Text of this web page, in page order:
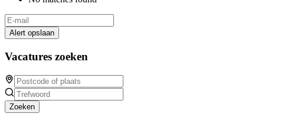
Alert opslaan
Vacatures zoeken
Zoeken